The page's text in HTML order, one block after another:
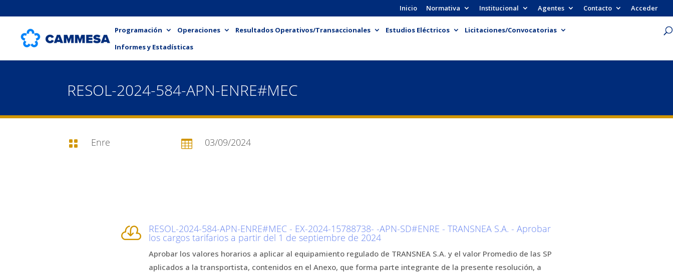
Inicio Normativa Institucional Agentes Contacto Acceder
Programación Operaciones Resultados Operativos/Transaccionales Estudios Eléctricos
Licitaciones/Convocatorias
Informes y Estadísticas
RESOL-2024-584-APN-ENRE#MEC
 Enre  03/09/2024
 RESOL-2024-584-APN-ENRE#MEC - EX-2024-15788738- -APN-SD#ENRE - TRANSNEA S.A. - Aprobar
los cargos tarifarios a partir del 1 de septiembre de 2024
Aprobar los valores horarios a aplicar al equipamiento regulado de TRANSNEA S.A. y el valor Promedio de las SP
aplicados a la transportista, contenidos en el Anexo, que forma parte integrante de la presente resolución, a